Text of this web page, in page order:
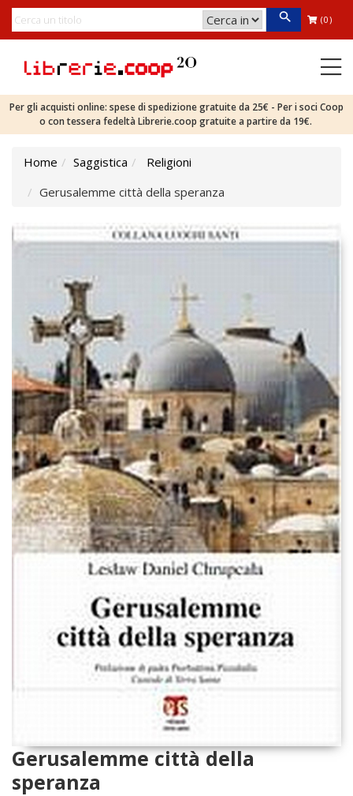
(0)
Per gli acquisti online: spese di spedizione gratuite da 25€ - Per i soci Coop
o con tessera fedeltà Librerie.coop gratuite a partire da 19€.
Home Saggistica
Religioni
Gerusalemme città della speranza
Gerusalemme città della
speranza